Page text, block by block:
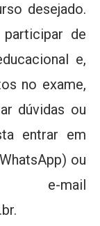
desejado.
de
e,
no exame,
dúvidas ou
entrar em
ou